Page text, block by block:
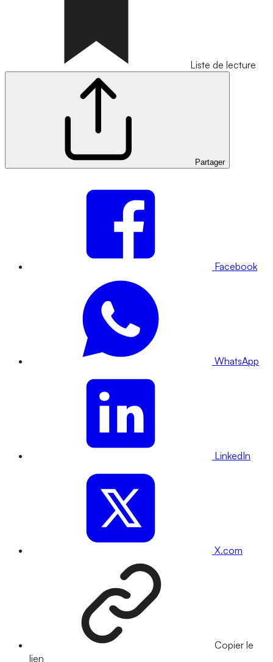
Liste de lecture
Partager
Facebook
WhatsApp
LinkedIn
X.com
Copier le
lien